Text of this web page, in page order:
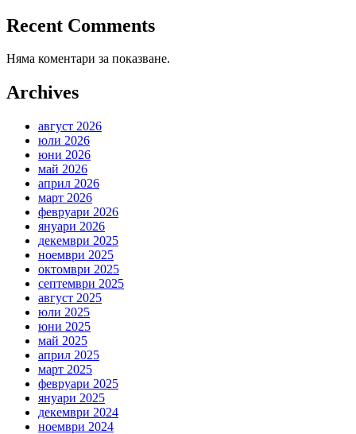
Recent Comments
Няма коментари за показване.
Archives
август 2026
юли 2026
юни 2026
май 2026
април 2026
март 2026
февруари 2026
януари 2026
декември 2025
ноември 2025
октомври 2025
септември 2025
август 2025
юли 2025
юни 2025
май 2025
април 2025
март 2025
февруари 2025
януари 2025
декември 2024
ноември 2024